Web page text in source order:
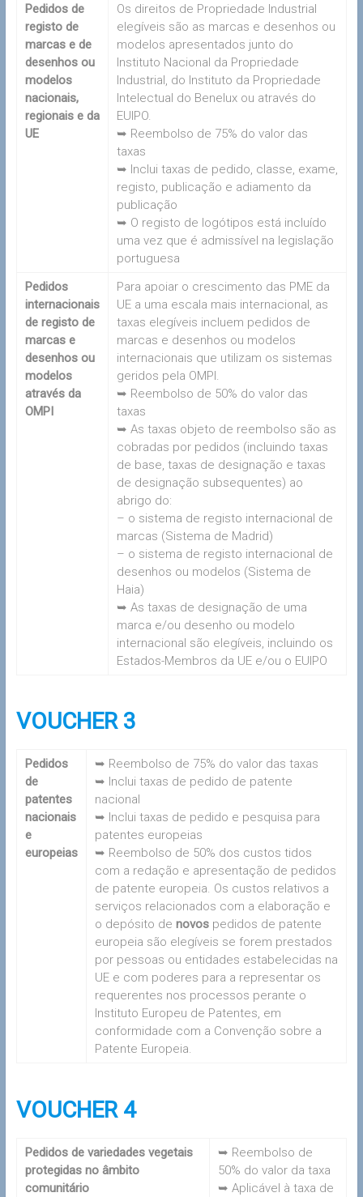
Pedidos de
registo de
marcas e de
desenhos ou
modelos
nacionais,
regionais e da
UE
Os direitos de Propriedade Industrial
elegíveis são as marcas e desenhos ou
modelos apresentados junto do
Instituto Nacional da Propriedade
Industrial, do Instituto da Propriedade
Intelectual do Benelux ou através do
EUIPO.
➥ Reembolso de 75% do valor das
taxas
➥ Inclui taxas de pedido, classe, exame,
registo, publicação e adiamento da
publicação
➥ O registo de logótipos está incluído
uma vez que é admissível na legislação
portuguesa
Pedidos
internacionais
de registo de
marcas e
desenhos ou
modelos
através da
OMPI
Para apoiar o crescimento das PME da
UE a uma escala mais internacional, as
taxas elegíveis incluem pedidos de
marcas e desenhos ou modelos
internacionais que utilizam os sistemas
geridos pela OMPI.
➥ Reembolso de 50% do valor das
taxas
➥ As taxas objeto de reembolso são as
cobradas por pedidos (incluindo taxas
de base, taxas de designação e taxas
de designação subsequentes) ao
abrigo do:
– o sistema de registo internacional de
marcas (Sistema de Madrid)
– o sistema de registo internacional de
desenhos ou modelos (Sistema de
Haia)
➥ As taxas de designação de uma
marca e/ou desenho ou modelo
internacional são elegíveis, incluindo os
Estados-Membros da UE e/ou o EUIPO
VOUCHER 3
Pedidos
de
patentes
nacionais
e
europeias
➥ Reembolso de 75% do valor das taxas
➥ Inclui taxas de pedido de patente
nacional
➥ Inclui taxas de pedido e pesquisa para
patentes europeias
➥ Reembolso de 50% dos custos tidos
com a redação e apresentação de pedidos
de patente europeia. Os custos relativos a
serviços relacionados com a elaboração e
o depósito de novos pedidos de patente
europeia são elegíveis se forem prestados
por pessoas ou entidades estabelecidas na
UE e com poderes para a representar os
requerentes nos processos perante o
Instituto Europeu de Patentes, em
conformidade com a Convenção sobre a
Patente Europeia.
VOUCHER 4
Pedidos de variedades vegetais
protegidas no âmbito
comunitário
➥ Reembolso de
50% do valor da taxa
➥ Aplicável à taxa de